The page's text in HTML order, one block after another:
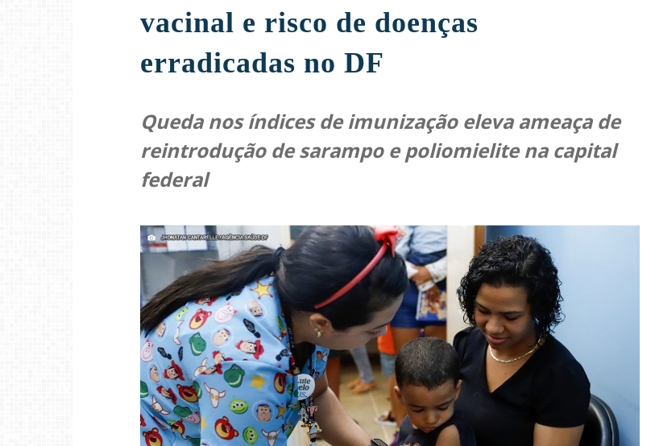
vacinal e risco de doenças
erradicadas no DF
Queda nos índices de imunização eleva ameaça de
reintrodução de sarampo e poliomielite na capital
federal